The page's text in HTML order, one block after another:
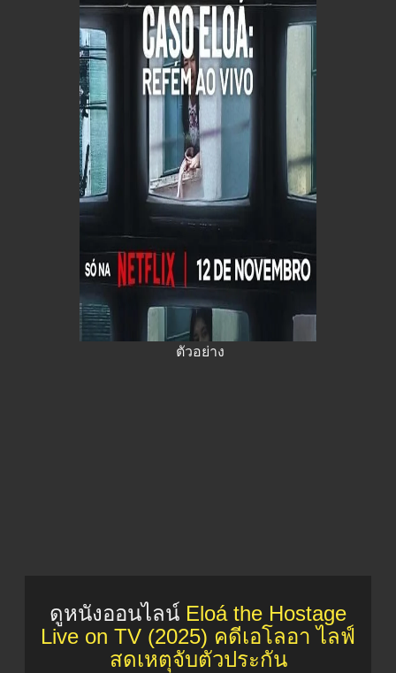
ตัวอย่าง
ดูหนังออนไลน์ Eloá the Hostage
Live on TV (2025) คดีเอโลอา ไลฟ์
สดเหตุจับตัวประกัน